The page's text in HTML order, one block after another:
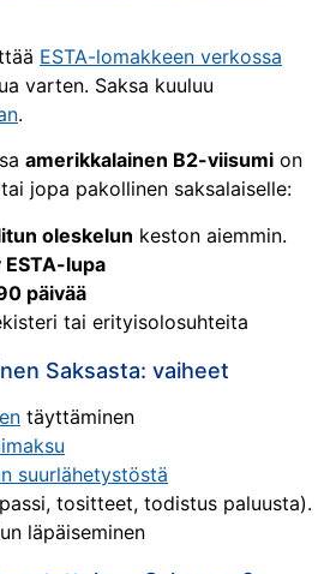
ESTA-lomakkeen verkossa
varten. Saksa kuuluu
.
amerikkalainen B2-viisumi on
jopa pakollinen saksalaiselle:
oleskelun keston aiemmin.
lupa
päivää
tai erityisolosuhteita
Saksasta: vaiheet
täyttäminen
suurlähetystöstä
tositteet, todistus paluusta).
läpäiseminen